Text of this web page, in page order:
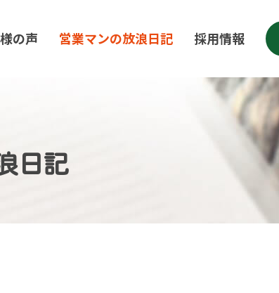
の声 営業マンの放浪日記 採用情報
日記